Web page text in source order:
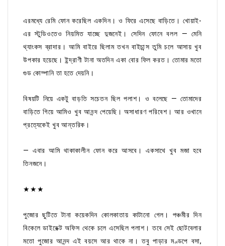
এরমধ্যে রেমি ফোন করেছিল একদিন। ও ফিরে এসেছে বাড়িতে। খোয়াই-
এর স্টুডিওতেও নিয়মিত যাচ্ছে দুজনেই। সেদিন ফোনে বলল — মেনি
থ্যাংকস ব্রাদার। আমি বাইরে ছিলাম তখন বাইচান্স তুমি চলে আসায় খুব
উপকার হয়েছে। ইন্দ্রাণী টানা অতদিন একা বোর ফিল করত। তোমার মতো
গুড কোম্পানি তা হতে দেয়নি।
বিষয়টি নিয়ে একটু বাড়তি সচেতন ছিল পলাশ। ও বলেছে — তোমাদের
বাড়িতে গিয়ে আমিও খুব আনন্দ পেয়েছি। অসাধারণ পরিবেশ। আর ওখানে
প্রত্যেকেই খুব আন্তরিক।
— এবার আমি থাকাকালীন ফোন করে আসবে। একসাথে খুব মজা হবে
তিনজনে।
★★★
পুজোর ছুটিতে টানা কয়েকদিন কোলকাতায় কাটানো গেল। পঞ্চমীর দিন
বিকেলে ডাইরেক্ট অফিস থেকে চলে এসেছিল পলাশ। তবে সেই ছোটবেলার
মতো পুজোর আনন্দ এই বয়সে আর থাকে না। তবু পাড়ার মণ্ডপে বসা,